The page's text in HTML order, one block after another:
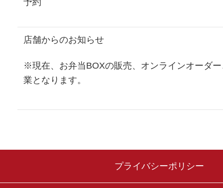
店舗からのお知らせ
※現在、お弁当BOXの販売、オンラインオーダ
業となります。
プライバシーポリシー